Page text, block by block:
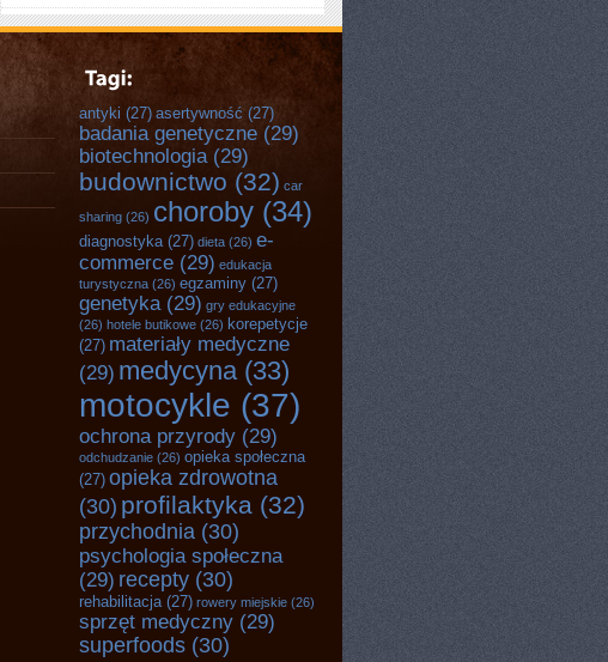
antyki (27) asertywność (27)
badania genetyczne (29)
biotechnologia (29)
budownictwo (32) car
sharing (26) choroby (34)
diagnostyka(27) dieta (26) e-
commerce (29) edukacja
turystyczna (26) egzaminy (27)
genetyka (29) gry edukacyjne
(26) hotele butikowe (26) korepetycje
(27) materiały medyczne
(29) medycyna(33)
motocykle (37)
ochrona przyrody (29)
odchudzanie (26) opieka społeczna
(27) opieka zdrowotna
(30) profilaktyka (32)
przychodnia (30)
psychologia społeczna
(29) recepty (30)
rehabilitacja(27) rowery miejskie (26)
sprzęt medyczny (29)
superfoods (30)